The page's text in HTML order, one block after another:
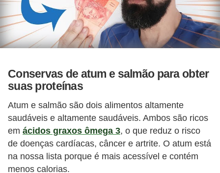
Conservas de atum e salmão para obter
suas proteínas
Atum e salmão são dois alimentos altamente
saudáveis e altamente saudáveis. Ambos são ricos
em ácidos graxos ômega 3, o que reduz o risco
de doenças cardíacas, câncer e artrite. O atum está
na nossa lista porque é mais acessível e contém
menos calorias.